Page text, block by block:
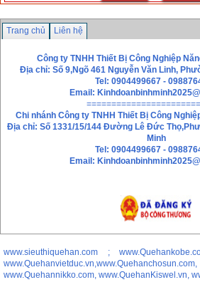
Trang chủ Liên hệ
Công ty TNHH Thiết Bị Công Nghiệp
Địa chỉ: Số 9,Ngõ 461 Nguyễn Văn Linh,
Tel: 0904499667 -
Email:
Chi nhánh Công ty TNHH Thiết Bị Công
Địa chỉ: Số 1331/15/144 Đường Lê Đức
Minh
Tel: 0904499667 -
Email:
www.sieuthiquehan.com ;
www.Quehannikko.com, www.QuehanKiswel.vn,